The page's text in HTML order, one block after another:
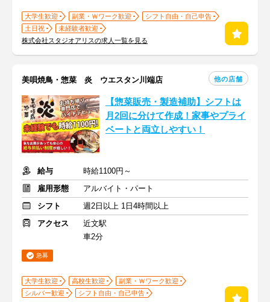
大学生歓迎 副業・Ｗワーク歓迎
シフト自由・自己申告
土日祝
未経験者歓迎
株式会社スタジオアリスの求人一覧を見る
美唄焼鳥・惣菜 炎 ウエスタン川端店 他の店舗
【惣菜販売・製造補助】シフトは
月2回に分けて作成！家事やプライ
ベートと両立しやすい！
給与
時給1100円～
雇用形態
アルバイト・パート
シフト
週2日以上 1日4時間以上
アクセス
近文駅
車2分
急募
大学生歓迎 高校生歓迎
副業・Ｗワーク歓迎
シルバー歓迎
シフト自由・自己申告